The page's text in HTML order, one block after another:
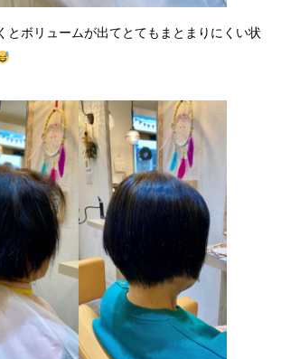
とボリュームが出てとてもまとまりにくい状